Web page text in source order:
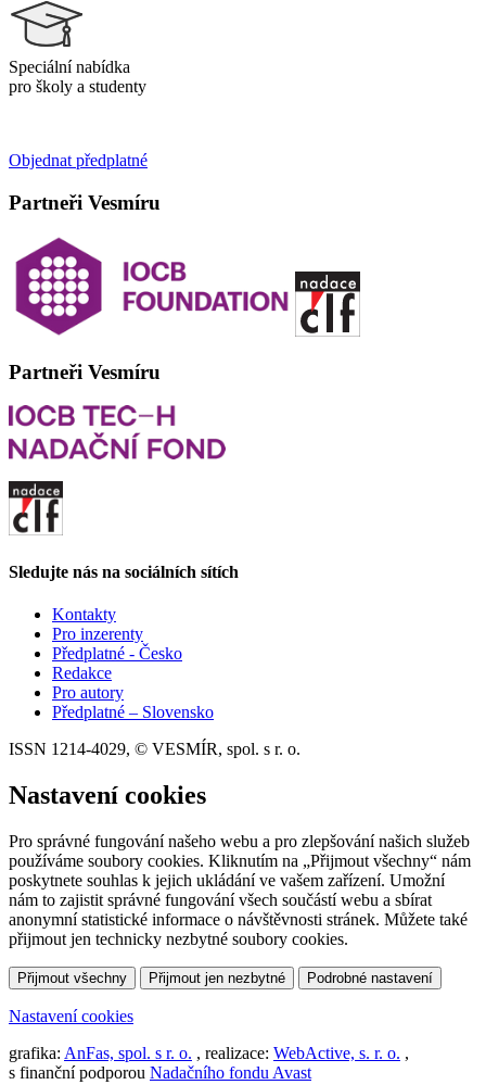
Speciální nabídka
pro školy a studenty
Objednat předplatné
Partneři Vesmíru
Partneři Vesmíru
Sledujte nás na sociálních sítích
Kontakty
Pro inzerenty
Předplatné - Česko
Redakce
Pro autory
Předplatné – Slovensko
ISSN 1214-4029, © VESMÍR, spol. s r. o.
Nastavení cookies
Pro správné fungování našeho webu a pro zlepšování našich služeb
používáme soubory cookies. Kliknutím na „Přijmout všechny“ nám
poskytnete souhlas k jejich ukládání ve vašem zařízení. Umožní
nám to zajistit správné fungování všech součástí webu a sbírat
anonymní statistické informace o návštěvnosti stránek. Můžete také
přijmout jen technicky nezbytné soubory cookies.
Přijmout všechny Přijmout jen nezbytné Podrobné nastavení
Nastavení cookies
grafika: AnFas, spol. s r. o. , realizace: WebActive, s. r. o. ,
s finanční podporou Nadačního fondu Avast